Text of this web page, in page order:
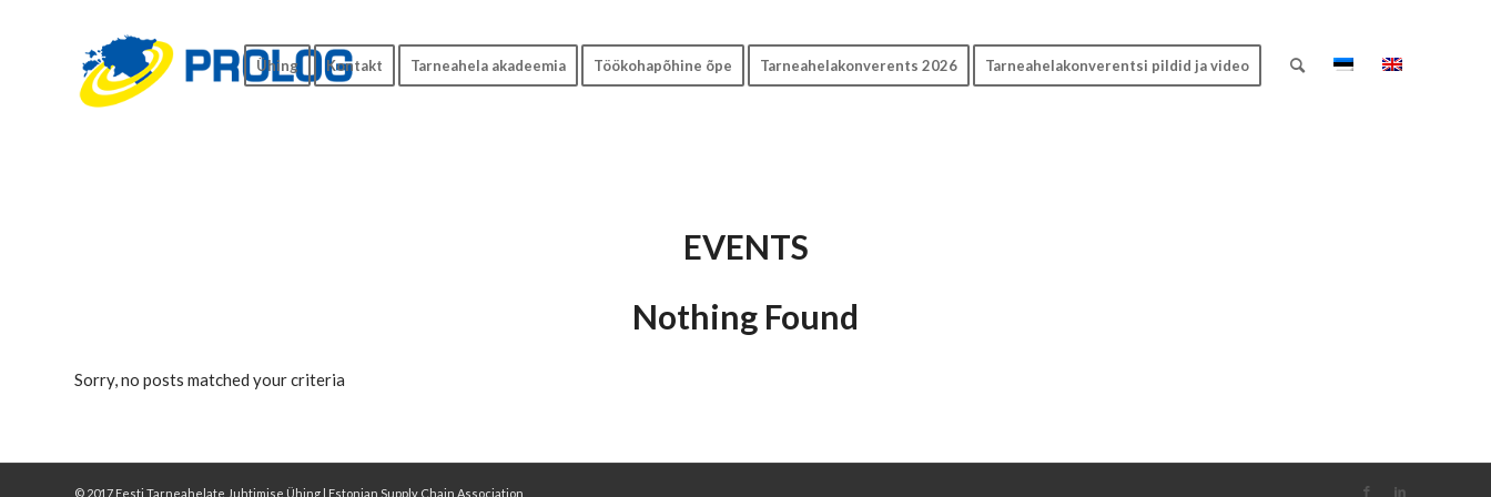
Ühing Kontakt Tarneahela akadeemia Töökohapõhine õpe Tarneahelakonverents 2026 Tarneahelakonverentsi pildid ja video
EVENTS
Nothing Found
Sorry, no posts matched your criteria
© 2017 Eesti Tarneahelate Juhtimise Ühing | Estonian Supply Chain Association